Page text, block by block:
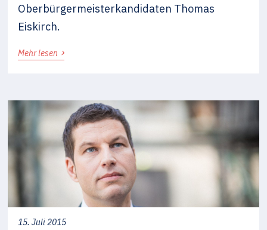
Oberbürgermeisterkandidaten Thomas
Eiskirch.
Mehr lesen ›
15. Juli 2015